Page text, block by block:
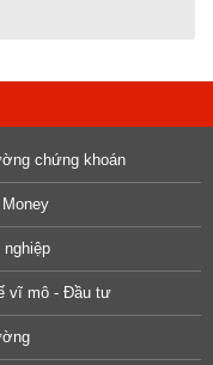
chứng khoán
nghiệp
vĩ mô - Đầu tư